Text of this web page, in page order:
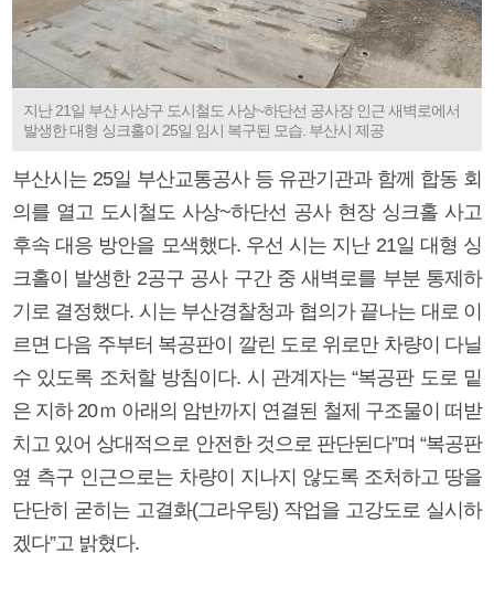
지난 21일 부산 사상구 도시철도 사상~하단선 공사장 인근 새벽로에서
발생한 대형 싱크홀이 25일 임시 복구된 모습. 부산시 제공
부산시는 25일 부산교통공사 등 유관기관과 함께 합동 회
의를 열고 도시철도 사상~하단선 공사 현장 싱크홀 사고
후속 대응 방안을 모색했다. 우선 시는 지난 21일 대형 싱
크홀이 발생한 2공구 공사 구간 중 새벽로를 부분 통제하
기로 결정했다. 시는 부산경찰청과 협의가 끝나는 대로 이
르면 다음 주부터 복공판이 깔린 도로 위로만 차량이 다닐
수 있도록 조처할 방침이다. 시 관계자는 “복공판 도로 밑
은 지하 20ｍ 아래의 암반까지 연결된 철제 구조물이 떠받
치고 있어 상대적으로 안전한 것으로 판단된다”며 “복공판
옆 측구 인근으로는 차량이 지나지 않도록 조처하고 땅을
단단히 굳히는 고결화(그라우팅) 작업을 고강도로 실시하
겠다”고 밝혔다.